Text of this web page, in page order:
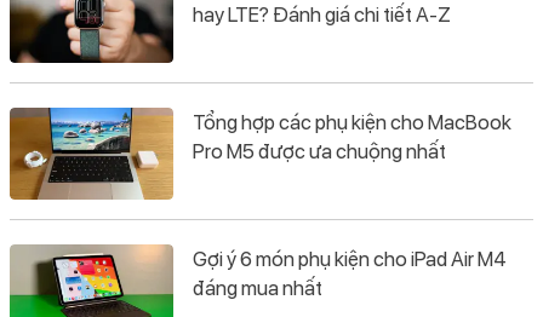
hay LTE? Đánh giá chi tiết A-Z
Tổng hợp các phụ kiện cho MacBook
Pro M5 được ưa chuộng nhất
Gợi ý 6 món phụ kiện cho iPad Air M4
đáng mua nhất